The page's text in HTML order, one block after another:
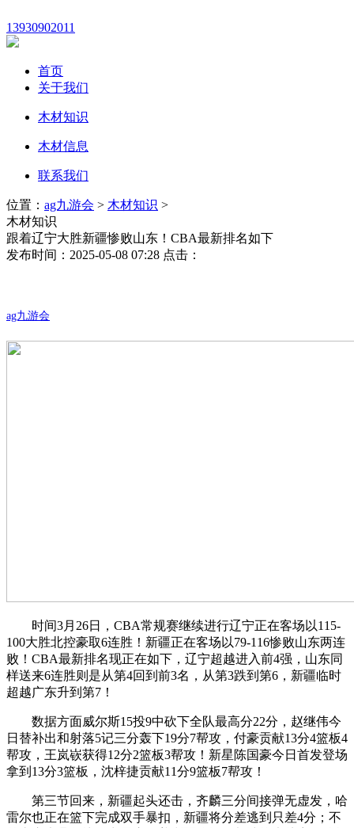
13930902011
首页
关于我们
木材知识
木材信息
联系我们
位置： ag九游会 > 木材知识 >
木材知识
跟着辽宁大胜新疆惨败山东！CBA最新排名如下
发布时间：2025-05-08 07:28 点击：
ag九游会
时间3月26日，CBA常规赛继续进行辽宁正在客场以115-
100大胜北控豪取6连胜！新疆正在客场以79-116惨败山东两连
败！CBA最新排名现正在如下，辽宁超越进入前4强，山东同
样送来6连胜则是从第4回到前3名，从第3跌到第6，新疆临时
超越广东升到第7！
数据方面威尔斯15投9中砍下全队最高分22分，赵继伟今
日替补出和射落5记三分轰下19分7帮攻，付豪贡献13分4篮板4
帮攻，王岚嵚获得12分2篮板3帮攻！新星陈国豪今日首发登场
拿到13分3篮板，沈梓捷贡献11分9篮板7帮攻！
第三节回来，新疆起头还击，齐麟三分间接弹无虚发，哈
雷尔也正在篮下完成双手暴扣，新疆将分差逃到只差4分；不